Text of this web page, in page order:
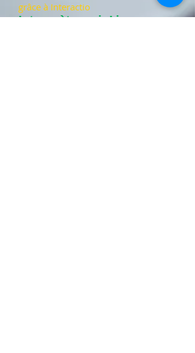
grâce à Interactio
Interprètes seinLive